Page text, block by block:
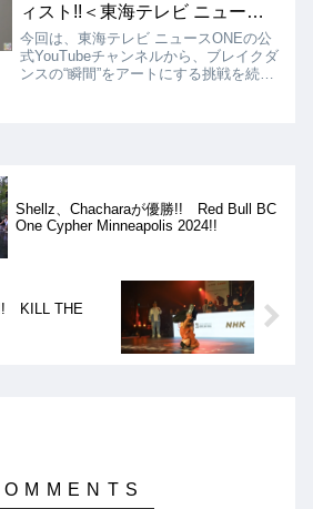
ィスト!!＜東海テレビ ニュース
ONE＞
今回は、東海テレビ ニュースONEの公
式YouTubeチャンネルから、ブレイクダ
ンスの“瞬間”をアートにする挑戦を続け
Shellz、Chacharaが優勝!! Red Bull BC
One Cypher Minneapolis 2024!!
KILL THE